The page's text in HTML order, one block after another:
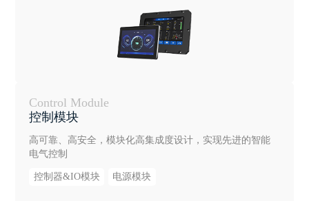
Control Module
控制模块
高可靠、高安全，模块化高集成度设计，实现先进的智能
电气控制
控制器&IO模块 电源模块